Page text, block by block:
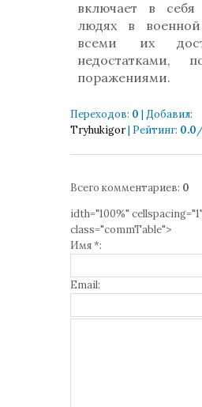
включает в
людях в
всеми их
недостатками,
поражениями.
Переходов: 0 | Добавил:
Tryhukigor| Рейтинг: 0.0
Всего комментариев: 0
idth="100%"
class="commTable">
Имя *:
Email: